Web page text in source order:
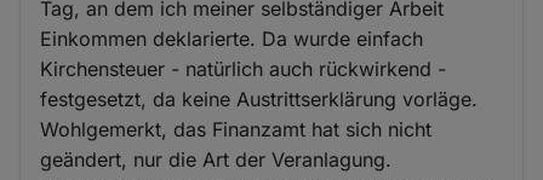
Tag, an dem ich meiner selbständiger Arbeit
Einkommen deklarierte. Da wurde einfach
Kirchensteuer - natürlich auch rückwirkend -
festgesetzt, da keine Austrittserklärung vorläge.
Wohlgemerkt, das Finanzamt hat sich nicht
geändert, nur die Art der Veranlagung.